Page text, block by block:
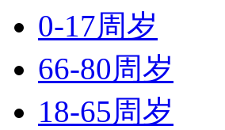
0-17周岁
66-80周岁
18-65周岁